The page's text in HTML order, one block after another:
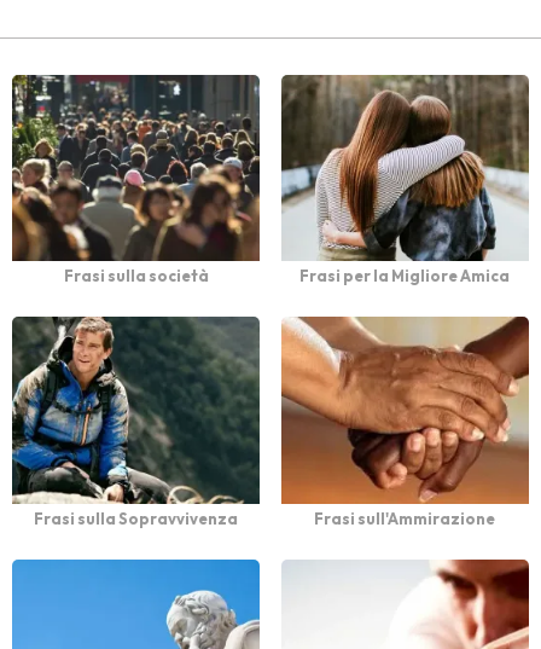
Frasi sulla società Frasi per la Migliore Amica
Frasi sulla Sopravvivenza Frasi sull'Ammirazione